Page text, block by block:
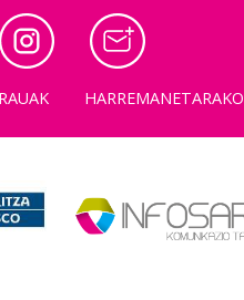
HARREMANETARAKO